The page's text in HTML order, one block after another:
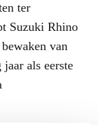
ter
Suzuki Rhino
van
als eerste